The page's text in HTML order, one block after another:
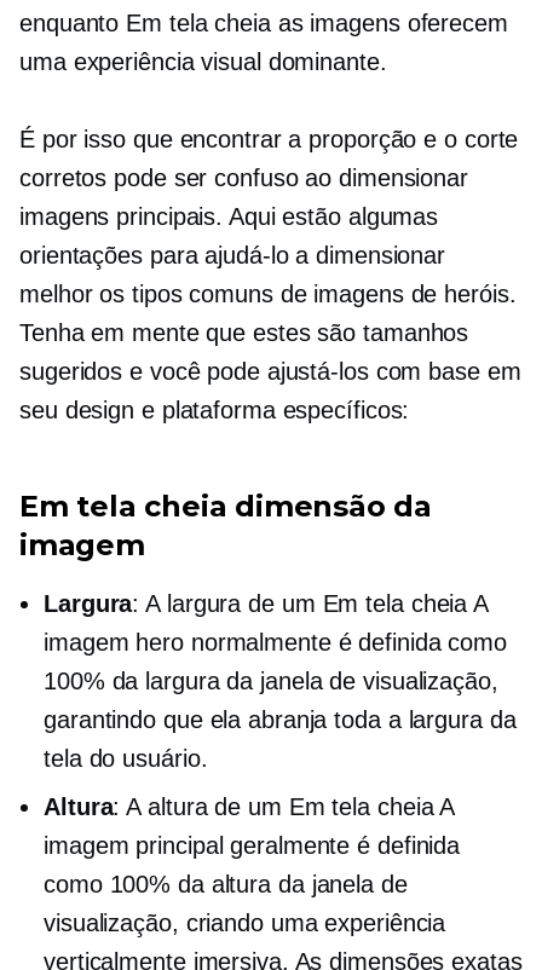
enquanto Em tela cheiaas imagens oferecem
uma experiência visual dominante.
É por isso que encontrar a proporção e o corte
corretos pode ser confuso ao dimensionar
imagens principais. Aqui estão algumas
orientações para ajudá-lo a dimensionar
melhor os tipos comuns de imagens de heróis.
Tenha em mente que estes são tamanhos
sugeridos e você pode ajustá-los com base em
seu design e plataforma específicos:
Em tela cheia dimensão da
imagem
Largura: A largura de um Em tela cheia A
imagem hero normalmente é definida como
100% da largura da janela de visualização,
garantindo que ela abranja toda a largura da
tela do usuário.
Altura: A altura de um Em tela cheiaA
imagem principal geralmente é definida
como 100% da altura da janela de
visualização, criando uma experiência
verticalmente imersiva. As dimensões exatas